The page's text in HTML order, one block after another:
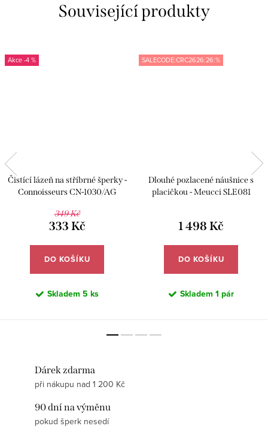
Související produkty
-4 %
Čistící lázeň na stříbrné šperky -
Connoisseurs CN-1030/AG
349 Kč
333 Kč
DO KOŠÍKU
Skladem 5 ks
SALECODE:CRC2626:26:%
Dlouhé pozlacené náušnice s
placičkou - Meucci SLE081
1 498 Kč
DO KOŠÍKU
Skladem 1 pár
Dárek zdarma
při nákupu nad 1 200 Kč
90 dní na výměnu
pokud šperk nesedí